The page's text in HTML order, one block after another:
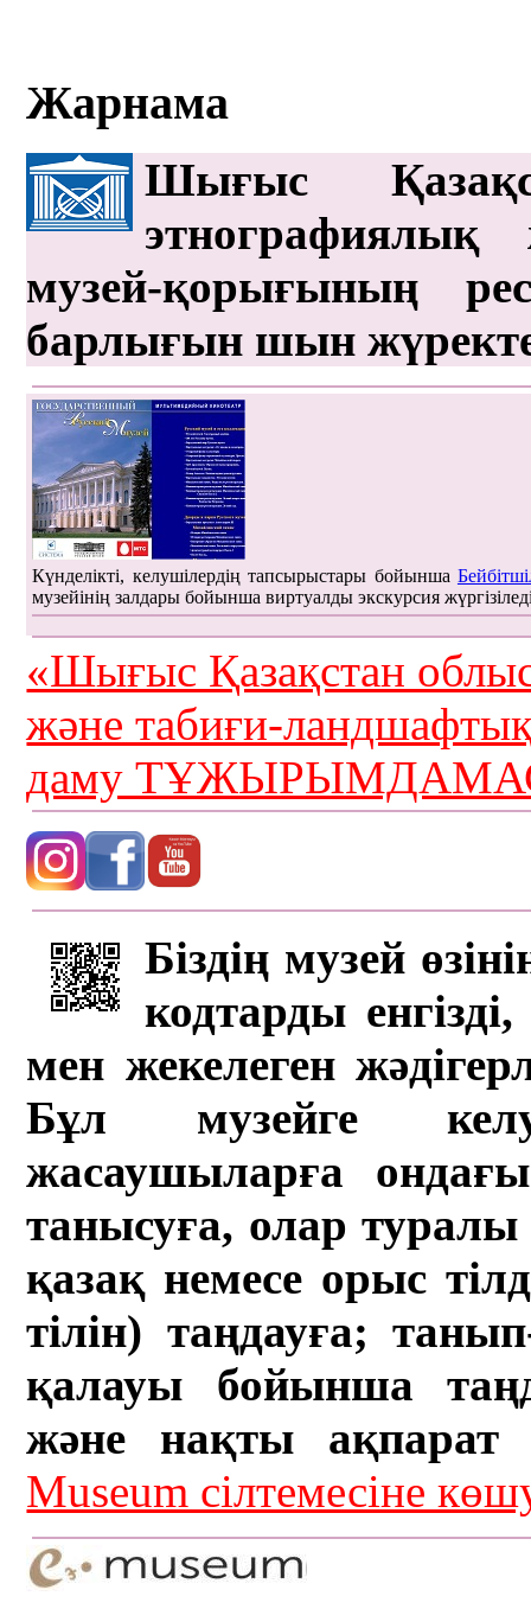
Жарнама
Шығыс
этнографиялық
музей-қорығының
барлығын шын
Күнделікті, келушілердің тапсырыстары бойынша
музейінің залдары бойынша виртуалды экскурсия
«Шығыс Қазақстан
және табиғи-
даму
Біздің музей
кодтарды
мен жекелеген
Бұл музейге
жасаушыларға
танысуға, олар туралы
қазақ немесе орыс
тілін) таңдауға;
қалауы бойынша
және нақты ақпарат
Museum сілтемесіне